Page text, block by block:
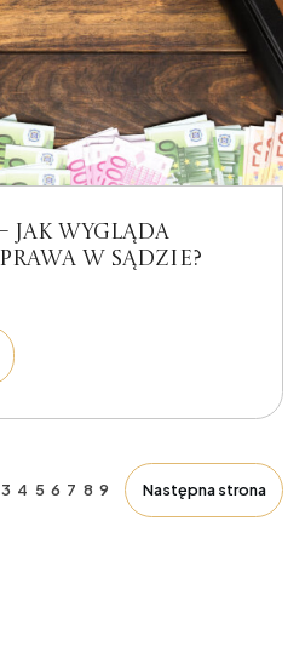
jak wygląda
w sądzie?
3 4 5 6 7 8 9 Następna strona